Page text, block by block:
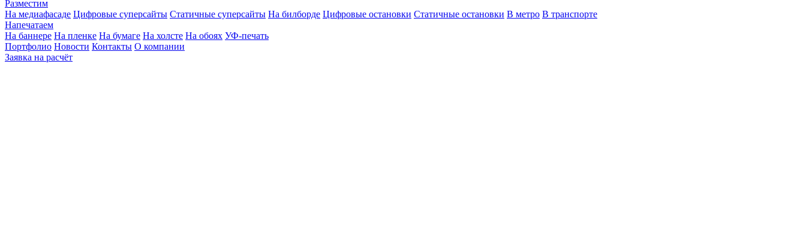
Разместим
На медиафасаде Цифровые суперсайты Статичные суперсайты На билборде Цифровые остановки Статичные остановки В метро В транспорте
Напечатаем
На баннере На пленке На бумаге На холсте На обоях УФ-печать
Портфолио Новости Контакты О компании
Заявка на расчёт